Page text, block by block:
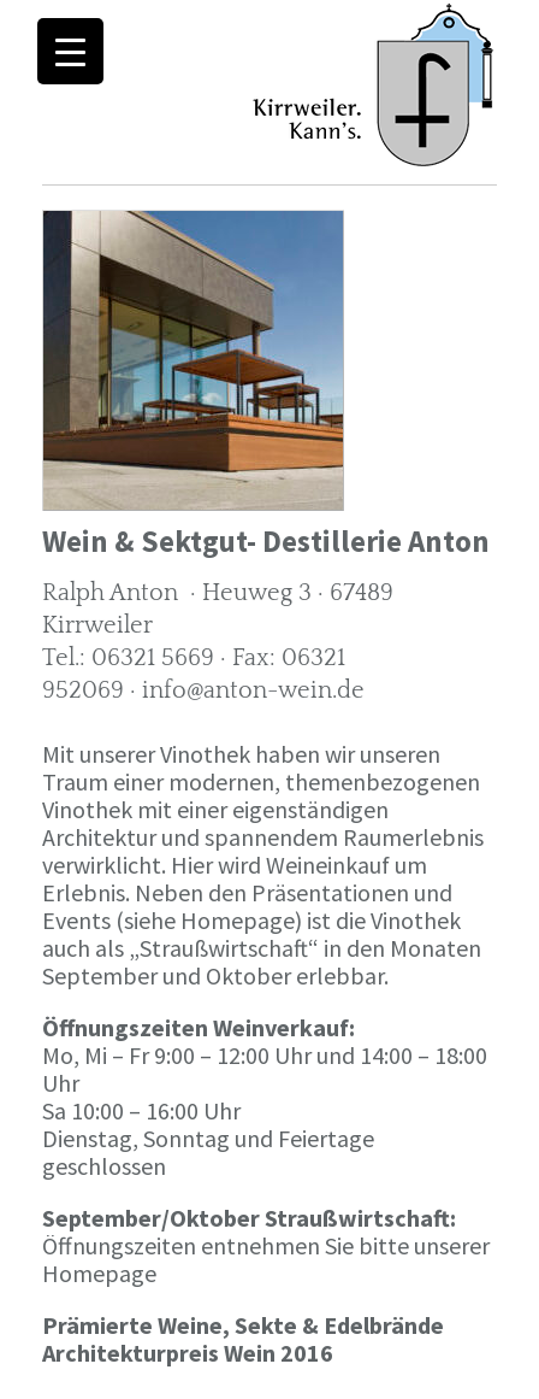
Wein & Sektgut- Destillerie Anton
Ralph Anton · Heuweg 3 · 67489
Kirrweiler
Tel.: 06321 5669 · Fax: 06321
952069 · info@anton-wein.de
Mit unserer Vinothek haben wir unseren
Traum einer modernen, themenbezogenen
Vinothek mit einer eigenständigen
Architektur und spannendem Raumerlebnis
verwirklicht. Hier wird Weineinkauf um
Erlebnis. Neben den Präsentationen und
Events (siehe Homepage) ist die Vinothek
auch als „Straußwirtschaft“ in den Monaten
September und Oktober erlebbar.
Öffnungszeiten Weinverkauf:
Mo, Mi – Fr 9:00 – 12:00 Uhr und 14:00 – 18:00
Uhr
Sa 10:00 – 16:00 Uhr
Dienstag, Sonntag und Feiertage
geschlossen
September/Oktober Straußwirtschaft:
Öffnungszeiten entnehmen Sie bitte unserer
Homepage
Prämierte Weine, Sekte & Edelbrände
Architekturpreis Wein 2016